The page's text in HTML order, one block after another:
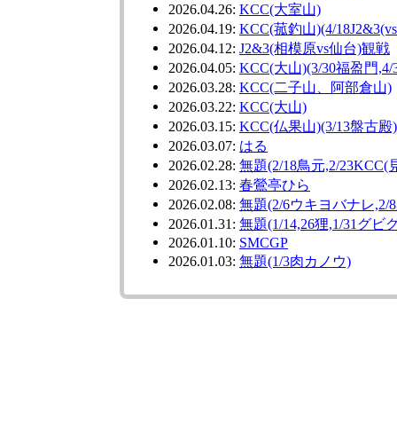
2026.04.26: KCC(大室山)
2026.04.19: KCC(菰釣山)(4/
2026.04.12: J2&3(相模原vs仙台)観戦
2026.04.05: KCC(大山)(3/30福盈門
2026.03.28: KCC(二子山、阿部倉山)
2026.03.22: KCC(大山)
2026.03.15: KCC(仏果山)(3/13盤古殿)
2026.03.07: はる
2026.02.28: 無題(2/18鳥元,2/23KCC(
2026.02.13: 春鶯亭ひら
2026.02.08: 無題(2/6ウキヨバナレ,2/
2026.01.31: 無題(1/14,26狸,1/31グビ
2026.01.10: SMCGP
2026.01.03: 無題(1/3肉カノウ)